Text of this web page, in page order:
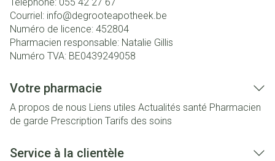
Courriel: info@degrooteapotheek.be
Numéro de licence: 452804
Pharmacien responsable: Natalie Gillis
Numéro TVA: BE0439249058
Votre pharmacie
A propos de nous Liens utiles Actualités santé Pharmacien
de garde Prescription Tarifs des soins
Service à la clientèle